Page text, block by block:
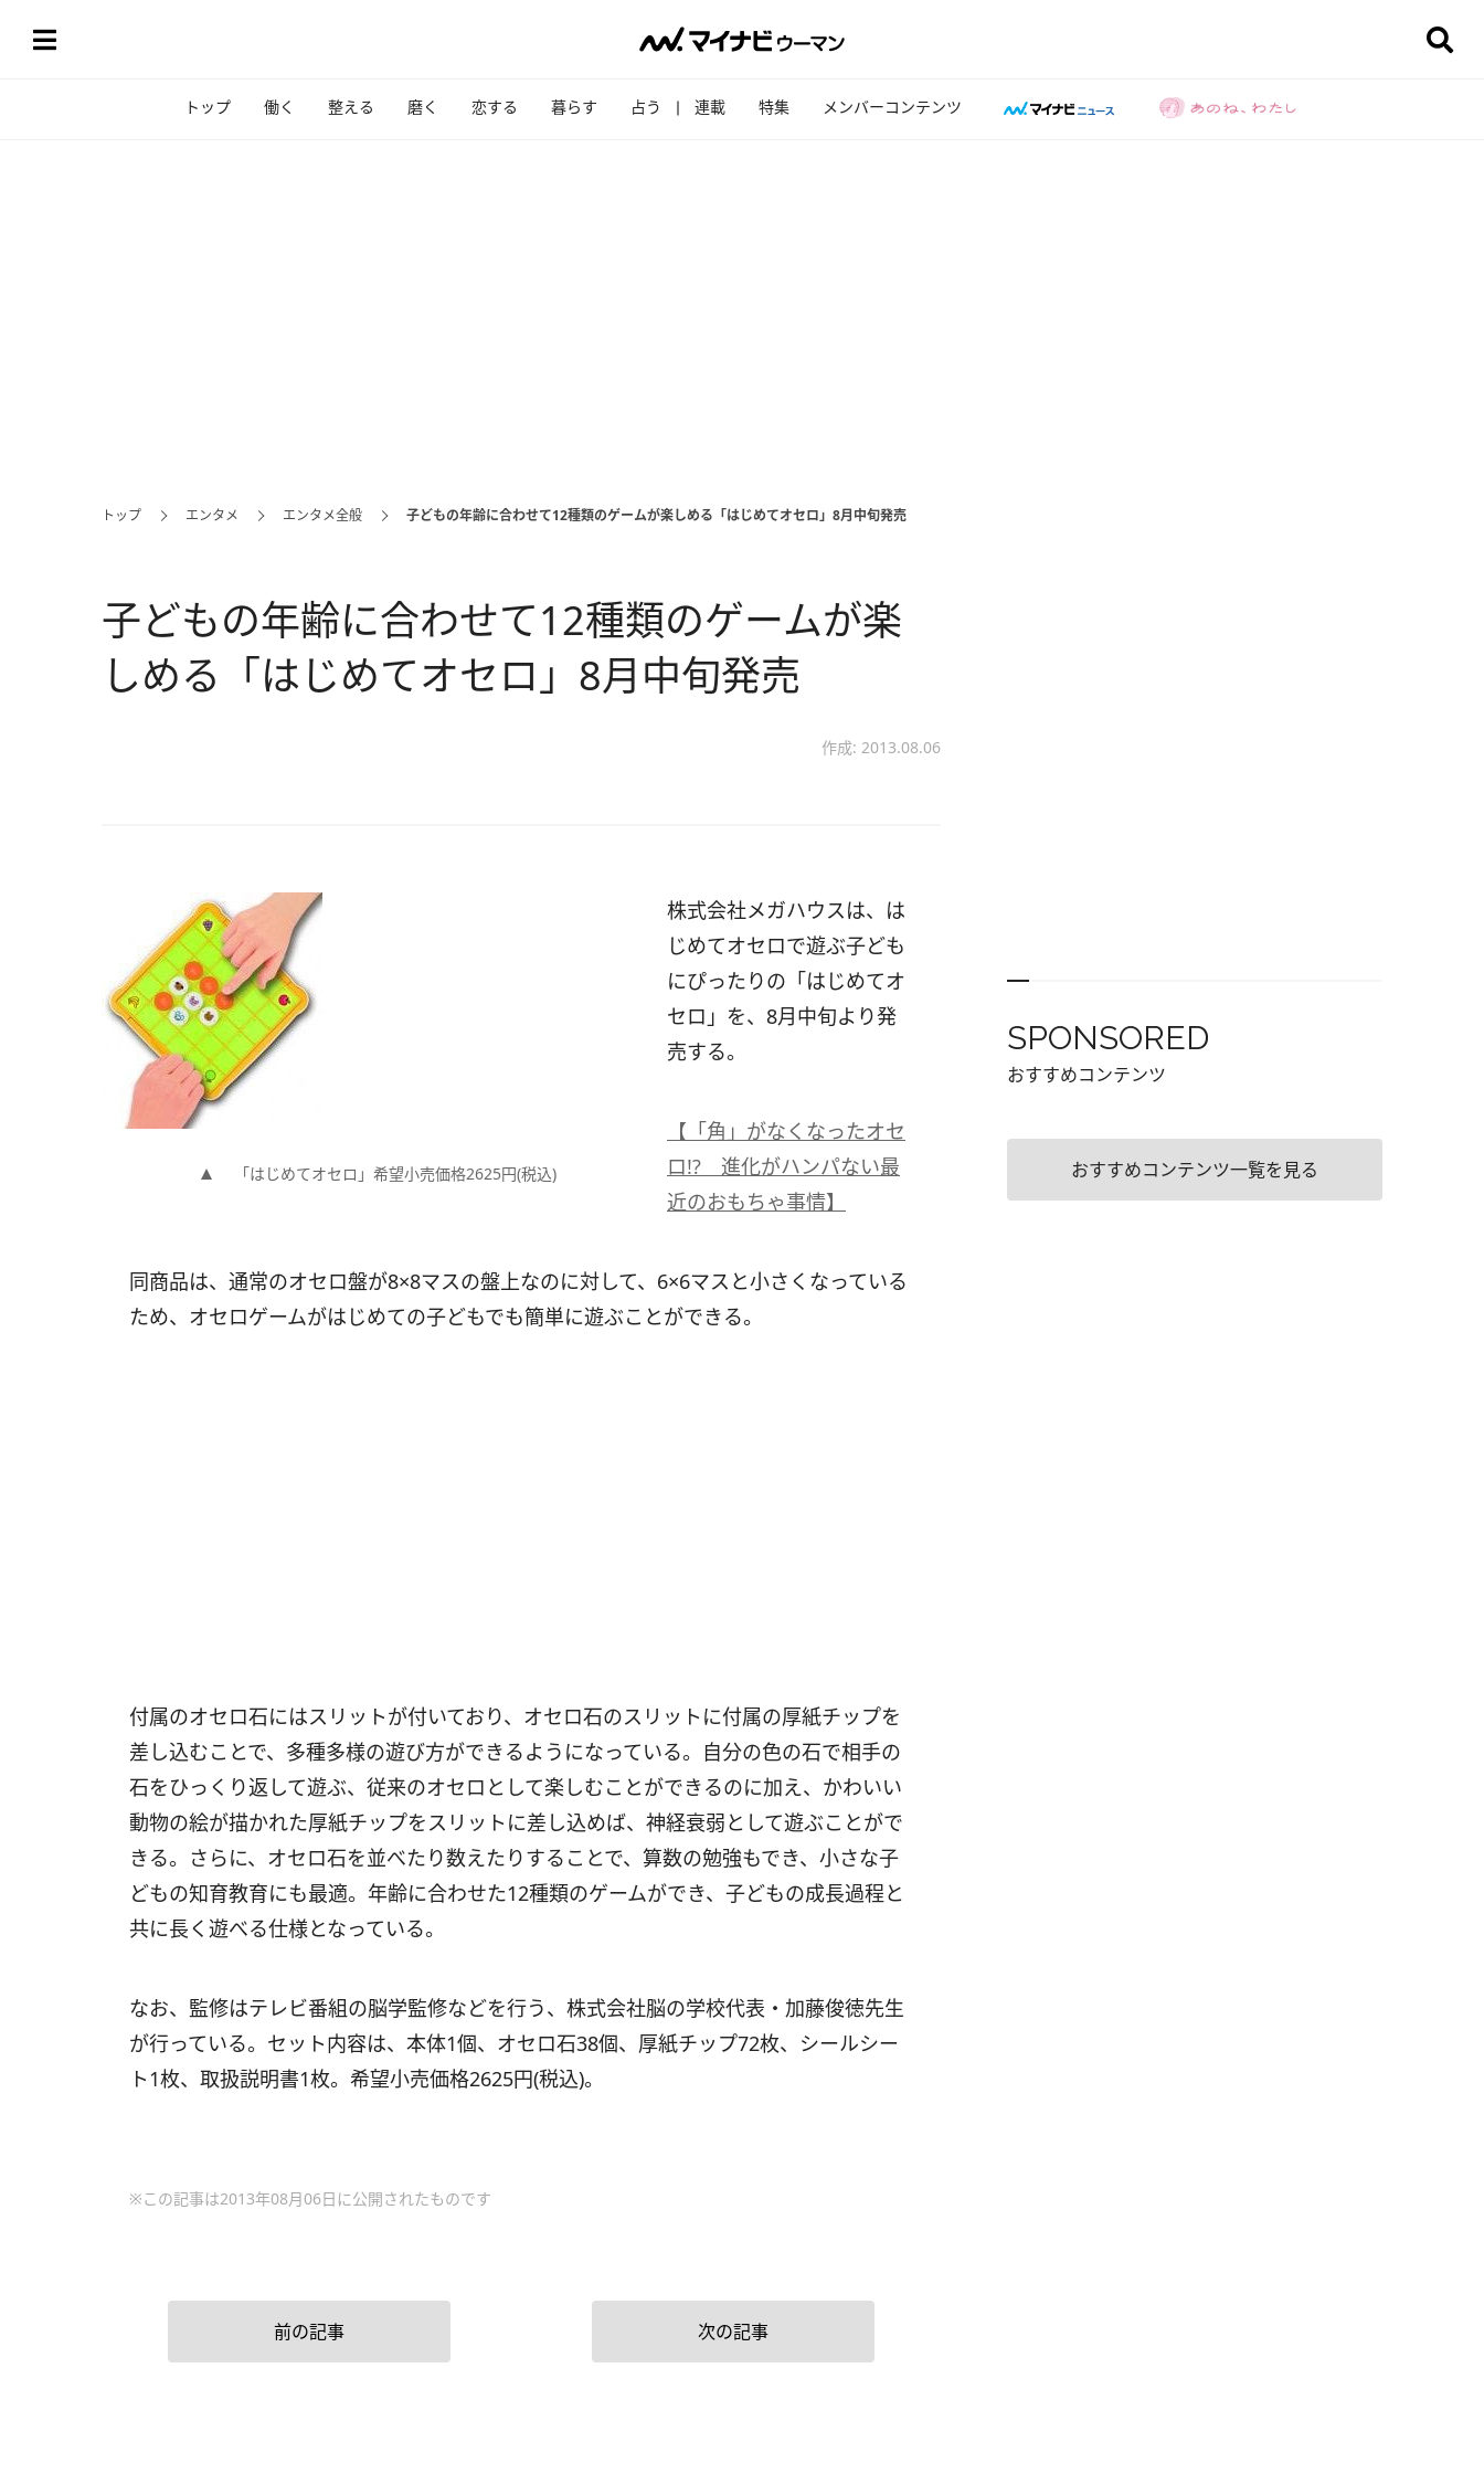
トップ 働く 整える 磨く 恋する 暮らす 占う 連載 特集 メンバーコンテンツ
トップ エンタメ エンタメ全般 子どもの年齢に合わせて12種類のゲームが楽しめる「はじめてオセロ」8月中旬発売
子どもの年齢に合わせて12種類のゲームが楽
しめる「はじめてオセロ」8月中旬発売
作成: 2013.08.06
「はじめてオセロ」希望小売価格2625円(税込)
株式会社メガハウスは、は
じめてオセロで遊ぶ子ども
にぴったりの「はじめてオ
セロ」を、8月中旬より発
売する。
【「角」がなくなったオセ
ロ!? 進化がハンパない最
近のおもちゃ事情】
同商品は、通常のオセロ盤が8×8マスの盤上なのに対して、6×6マスと小さくなっている
ため、オセロゲームがはじめての子どもでも簡単に遊ぶことができる。
付属のオセロ石にはスリットが付いており、オセロ石のスリットに付属の厚紙チップを
差し込むことで、多種多様の遊び方ができるようになっている。自分の色の石で相手の
石をひっくり返して遊ぶ、従来のオセロとして楽しむことができるのに加え、かわいい
動物の絵が描かれた厚紙チップをスリットに差し込めば、神経衰弱として遊ぶことがで
きる。さらに、オセロ石を並べたり数えたりすることで、算数の勉強もでき、小さな子
どもの知育教育にも最適。年齢に合わせた12種類のゲームができ、子どもの成長過程と
共に長く遊べる仕様となっている。
なお、監修はテレビ番組の脳学監修などを行う、株式会社脳の学校代表・加藤俊徳先生
が行っている。セット内容は、本体1個、オセロ石38個、厚紙チップ72枚、シールシー
ト1枚、取扱説明書1枚。希望小売価格2625円(税込)。
※この記事は2013年08月06日に公開されたものです
前の記事 次の記事
SPONSORED
おすすめコンテンツ
おすすめコンテンツ一覧を見る